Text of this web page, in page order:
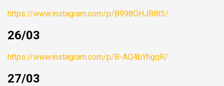
https://www.instagram.com/p/B998OHJB8t5/
26/03
https://www.instagram.com/p/B-AQ4bYhgqR/
27/03